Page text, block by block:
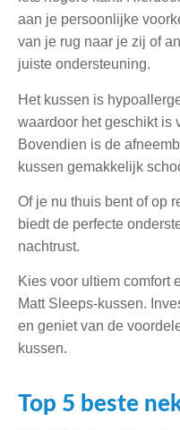
aan je persoonlijke
van je rug naar je zij of
juiste ondersteuning.
Het kussen is
waardoor het geschikt is
Bovendien is de
kussen gemakkelijk
Of je nu thuis bent of op
biedt de perfecte
nachtrust.
Kies voor ultiem comfort
Matt Sleeps-kussen.
en geniet van de
kussen.
Top 5 beste